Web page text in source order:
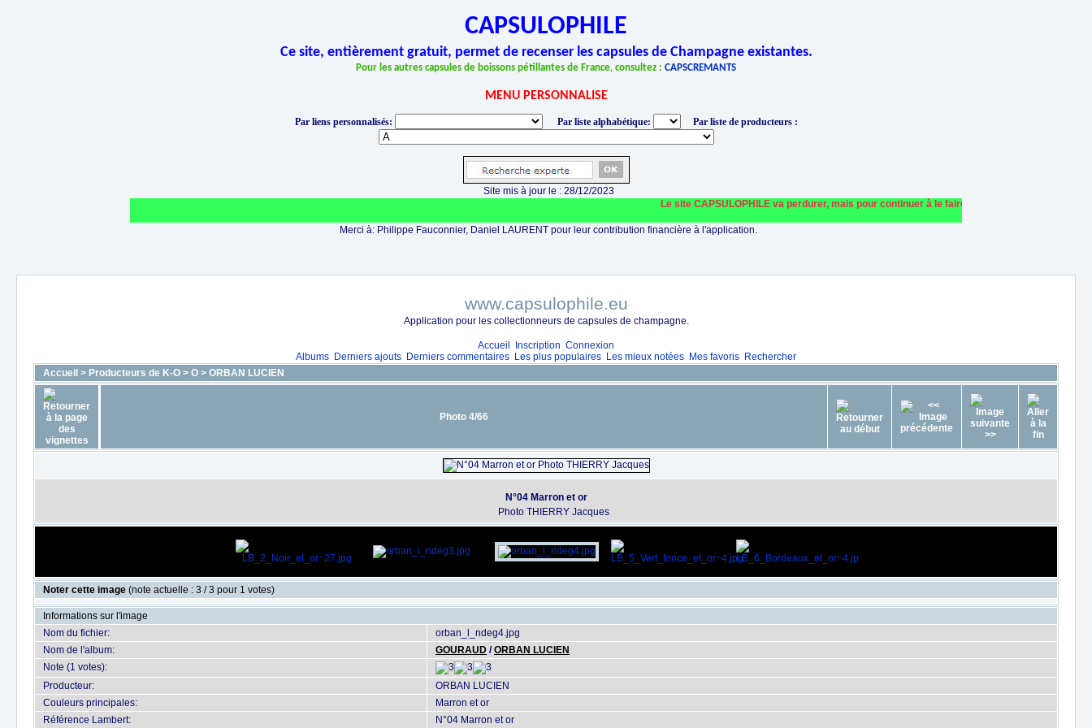
CAPSULOPHILE
Ce site, entièrement gratuit, permet de recenser les capsules de Champagne existantes.
Pour les autres capsules de boissons pétillantes de France, consultez : CAPSCREMANTS
MENU PERSONNALISE
Par liens personnalisés: Par liste alphabétique: Par liste de producteurs :
Site mis à jour le : 28/12/2023
Le site CAPSULOPHILE va perdurer, mais pour continuer à le faire fonctionner et le financer
Merci à: Philippe Fauconnier, Daniel LAURENT pour leur contribution financière à l'application.
www.capsulophile.eu
Application pour les collectionneurs de capsules de champagne.
Accueil Inscription Connexion
Albums Derniers ajouts Derniers commentaires Les plus populaires Les mieux notées Mes favoris Rechercher
Accueil > Producteurs de K-O > O > ORBAN LUCIEN
Photo 4/66
N°04 Marron et or
Photo THIERRY Jacques
Noter cette image (note actuelle : 3 / 3 pour 1 votes)
Informations sur l'image
Nom du fichier:
orban_l_ndeg4.jpg
Nom de l'album:
GOURAUD /ORBAN LUCIEN
Note (1 votes):
Producteur:
ORBAN LUCIEN
Couleurs principales:
Marron et or
Référence Lambert:
N°04 Marron et or